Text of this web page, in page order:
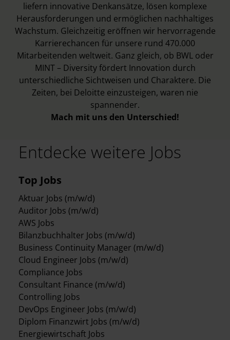
liefern innovative Denkansätze, lösen komplexe
Herausforderungen und ermöglichen nachhaltiges
Wachstum. Gleichzeitig eröffnen wir hervorragende
Karrierechancen für unsere rund 470.000
Mitarbeitenden weltweit. Ganz gleich, ob BWL oder
MINT – Diversity fördert Innovation durch
unterschiedliche Sichtweisen und Charaktere. Die
Zeiten, bei Deloitte einzusteigen, waren nie
spannender.
Mach mit uns den Unterschied!
Entdecke weitere Jobs
Top Jobs
Aktuar Jobs (m/w/d)
Auditor Jobs (m/w/d)
AWS Jobs
Bilanzbuchhalter Jobs (m/w/d)
Business Continuity Manager (m/w/d)
Cloud Engineer Jobs (m/w/d)
Compliance Jobs
Consultant Finance (m/w/d)
Controlling Jobs
DevOps Engineer Jobs (m/w/d)
Diplom Finanzwirt Jobs (m/w/d)
Energiewirtschaft Jobs